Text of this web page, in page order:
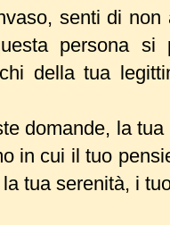
senti di
persona si
della tua
domande, la
in cui il tuo
tua serenità, i